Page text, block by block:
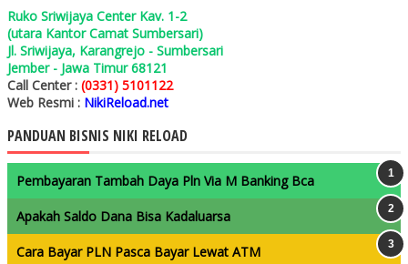
Ruko Sriwijaya Center Kav. 1-2
(utara Kantor Camat Sumbersari)
Jl. Sriwijaya, Karangrejo - Sumbersari
Jember - Jawa Timur 68121
Call Center : (0331) 5101122
Web Resmi : NikiReload.net
PANDUAN BISNIS NIKI RELOAD
Pembayaran Tambah Daya Pln Via M Banking Bca
Apakah Saldo Dana Bisa Kadaluarsa
Cara Bayar PLN Pasca Bayar Lewat ATM